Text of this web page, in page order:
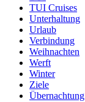
TUI Cruises
Unterhaltung
Urlaub
Verbindung
Weihnachten
Werft
Winter
Ziele
Übernachtung